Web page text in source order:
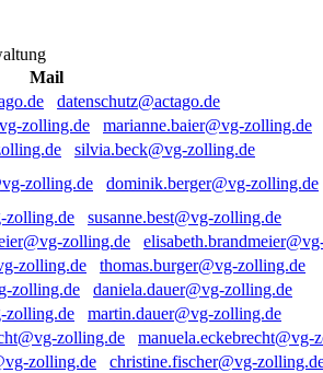
Mail
datenschutz@actago.de
marianne.baier@vg-zolling.de
silvia.beck@vg-zolling.de
dominik.berger@vg-zolling.de
susanne.best@vg-zolling.de
thomas.burger@vg-zolling.de
daniela.dauer@vg-zolling.de
martin.dauer@vg-zolling.de
manuela.eckebrecht@vg-
christine.fischer@vg-